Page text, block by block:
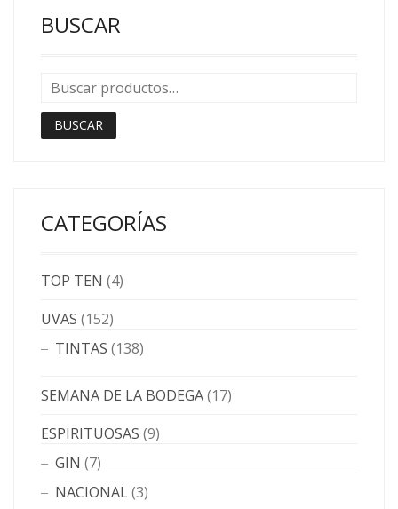
BUSCAR
BUSCAR
CATEGORÍAS
TOP TEN (4)
UVAS (152)
TINTAS (138)
SEMANA DE LA BODEGA(17)
ESPIRITUOSAS (9)
GIN (7)
NACIONAL(3)